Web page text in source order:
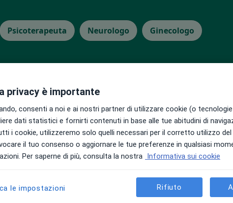
Psicoterapeuta Neurologo Ginecologo
7 Ago 8 Ago 9 Ago 10 Ago
Non ci sono agende disponibili!
Chiedi di attivare le prenotazioni online
privacy è importante
consenti a noi e ai nostri partner di utilizzare cookie (o
dati statistici e fornirti contenuti in base alle tue abitudini di
i cookie, utilizzeremo solo quelli necessari per il corretto utilizzo
il tuo consenso o aggiornare le tue preferenze in qualsiasi
Per saperne di più, consulta la nostra Informativa sui cookie
le impostazioni Rifiuto